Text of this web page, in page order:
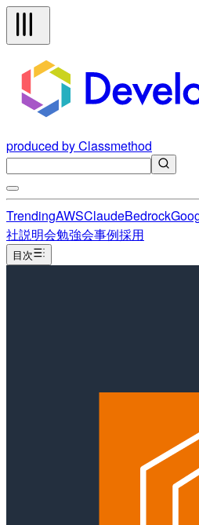
produced by Classmethod
TrendingAWSClaudeBedrock
社説明会勉強会事例採用
目次